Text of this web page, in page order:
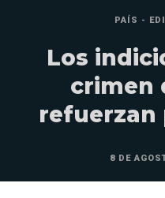
PAÍS -
Los
crimen
refuerzan
8 DE